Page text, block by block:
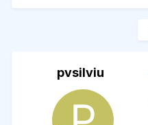
pvsilviu